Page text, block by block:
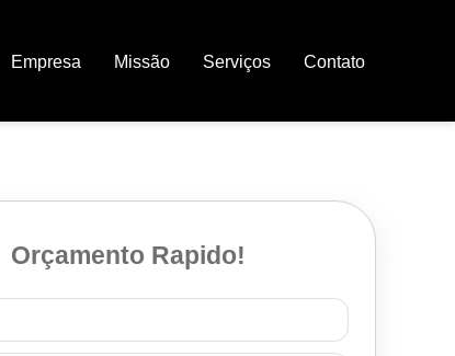
Empresa Missão Serviços Contato
Orçamento Rapido!